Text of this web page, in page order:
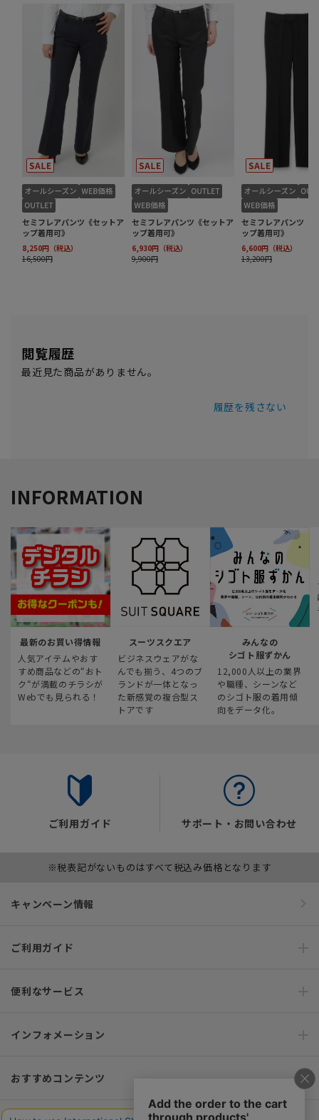
閲覧履歴
最近見た商品がありません。
履歴を残さない
INFORMATION
最新のお買い得情報
人気アイテムやおす
すめ商品などの“おト
ク“が満載のチラシが
Webでも見られる！
スーツスクエア
ビジネスウェアがな
んでも揃う、4つのブ
ランドが一体となっ
た新感覚の複合型ス
トアです
みんなの
シゴト服ずかん
12,000人以上の業界
や職種、シーンなど
のシゴト服の着用傾
向をデータ化。
ご利用ガイド サポート・お問い合わせ
※税表記がないものはすべて税込み価格となります
キャンペーン情報
ご利用ガイド
便利なサービス
インフォメーション
おすすめコンテンツ